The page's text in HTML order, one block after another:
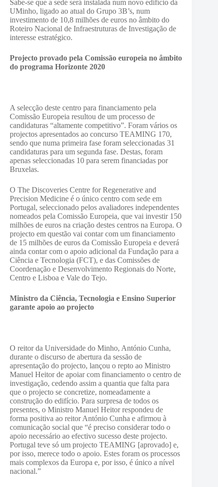
Sabe-se que a sede será instalada num novo edifício da
UMinho, ligado ao atual do Grupo 3B’s, num
investimento de 10,8 milhões de euros no âmbito do
Roteiro Nacional de Infraestruturas de Investigação de
interesse estratégico.
Projecto provado pela Comissão europeia no âmbito
do programa Horizonte 2020
A selecção deste centro para financiamento pela
Comissão Europeia resultou de um processo de
candidaturas “altamente competitivo”. Foram vários os
projectos apresentados ao concurso TEAMING 170,
sendo que numa primeira fase foram seleccionadas 31
candidaturas para um segunda fase. Destas, foram
apenas seleccionadas 10 para serem financiadas por
Bruxelas.
O The Discoveries Centre for Regenerative and
Precision Medicine é o único centro com sede em
Portugal, seleccionado pelos avaliadores independentes
nomeados pela Comissão Europeia, que vai investir 150
milhões de euros na criação destes centros na Europa. O
projecto em questão vai contar com um financiamento
de 15 milhões de euros da Comissão Europeia e deverá
ainda contar com o apoio adicional da Fundação para a
Ciência e Tecnologia (FCT), e das Comissões de
Coordenação e Desenvolvimento Regionais do Norte,
Centro e Lisboa e Vale do Tejo.
Ministro da Ciência, Tecnologia e Ensino Superior
garante apoio ao projecto
O reitor da Universidade do Minho, António Cunha,
durante o discurso de abertura da sessão de
apresentação do projecto, lançou o repto ao Ministro
Manuel Heitor de apoiar com financiamento o centro de
investigação, cedendo assim a quantia que falta para
que o projecto se concretize, nomeadamente a
construção do edifício. Para surpresa de todos os
presentes, o Ministro Manuel Heitor respondeu de
forma positiva ao reitor António Cunha e afirmou à
comunicação social que “é preciso considerar todo o
apoio necessário ao efectivo sucesso deste projecto.
Portugal teve só um projecto TEAMING [aprovado] e,
por isso, merece todo o apoio. Estes foram os processos
mais complexos da Europa e, por isso, é único a nível
nacional.”